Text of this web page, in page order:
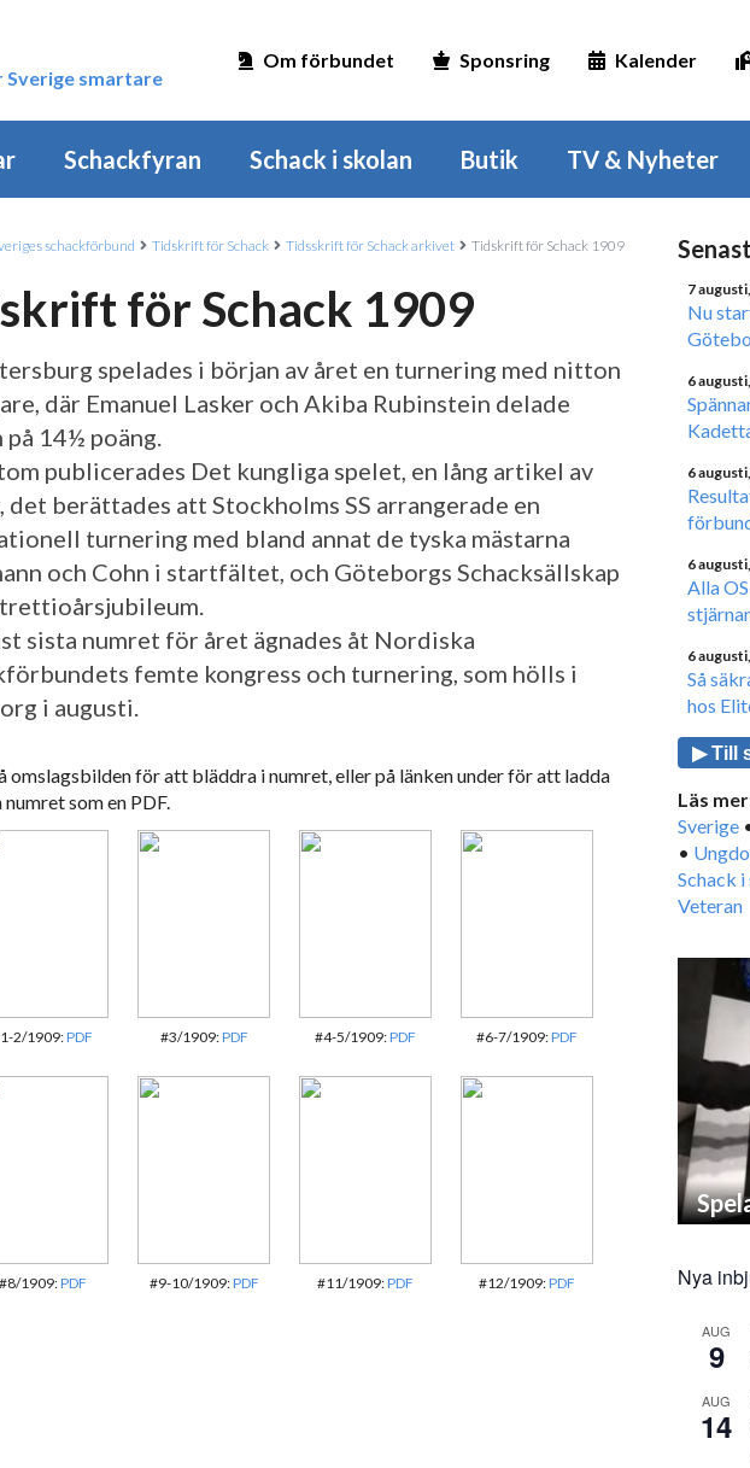
Sverige smartare
Om förbundet Sponsring Kalender
Schackfyran Schack i skolan Butik TV & Nyheter
schackförbund Tidskrift för Schack Tidsskrift för Schack arkivet Tidskrift för Schack 1909
för Schack 1909
spelades i början av året en turnering med nitton
där Emanuel Lasker och Akiba Rubinstein delade
på 14½ poäng.
publicerades Det kungliga spelet, en lång artikel av
det berättades att Stockholms SS arrangerade en
turnering med bland annat de tyska mästarna
och Cohn i startfältet, och Göteborgs Schacksällskap
sista numret för året ägnades åt Nordiska
femte kongress och turnering, som hölls i
i augusti.
omslagsbilden för att bläddra i numret, eller på länken under för att ladda
numret som en PDF.
2/1909:PDF #3/1909:PDF #4-5/1909:PDF #6-7/1909:PDF
#8/1909:PDF #9-10/1909:PDF #11/1909:PDF #12/1909:PDF
7
Nu
6
6
6
Alla
6
Så
hos
▶ Till
Läs
Sverige
•
Schack
Veteran
Nya
AUG
9
AUG
14